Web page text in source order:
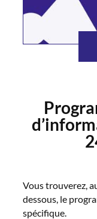
Vous trouverez,
dessous, le
spécifique.